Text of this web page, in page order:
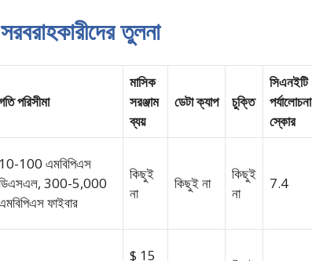
তুলনা
পরিসীমা
মাসিক
সরঞ্জাম
ব্যয়
ডেটা ক্যাপ চুক্তি
সিএনইটি
পর্যালোচনা
স্কোর
10-100 এমবিপিএস
300-5,000
ফাইবার
কিছুই
না
কিছুই না
কিছুই
না
7.4
$ 15